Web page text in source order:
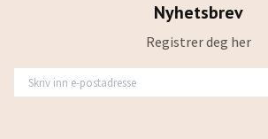
Nyhetsbrev
Registrer deg her